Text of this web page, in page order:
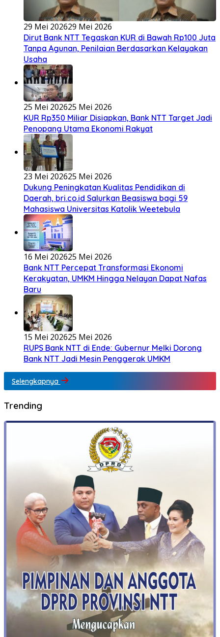
29 Mei 202629 Mei 2026
Dirut Bank NTT Tegaskan KUR di Bawah Rp100 Juta
Tanpa Agunan, Penilaian Berdasarkan Kelayakan
Usaha
25 Mei 202625 Mei 2026
KUR Rp350 Miliar Disiapkan, Bank NTT Target Jadi
Penopang Utama Ekonomi Rakyat
23 Mei 202625 Mei 2026
Dukung Peningkatan Kualitas Pendidikan di
Daerah, bri.co.id Salurkan Beasiswa bagi 59
Mahasiswa Universitas Katolik Weetebula
16 Mei 202625 Mei 2026
Bank NTT Percepat Transformasi Ekonomi
Kerakyatan, UMKM Hingga Nelayan Dapat Nafas
Baru
15 Mei 202625 Mei 2026
RUPS Bank NTT di Ende: Gubernur Melki Dorong
Bank NTT Jadi Mesin Penggerak UMKM
Selengkapnya
Trending